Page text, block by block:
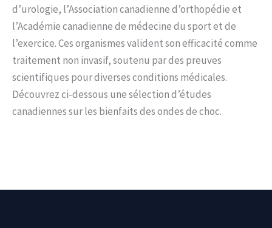
d’urologie, l’Association canadienne d’orthopédie et
l’Académie canadienne de médecine du sport et de
l’exercice. Ces organismes valident son efficacité comme
traitement non invasif, soutenu par des preuves
scientifiques pour diverses conditions médicales.
Découvrez ci-dessous une sélection d’études
canadiennes sur les bienfaits des ondes de choc.